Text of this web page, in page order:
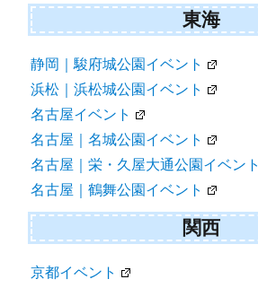
東海
静岡｜駿府城公園イベント
浜松｜浜松城公園イベント
名古屋イベント
名古屋｜名城公園イベント
名古屋｜栄・久屋大通公園イベント
名古屋｜鶴舞公園イベント
関西
京都イベント